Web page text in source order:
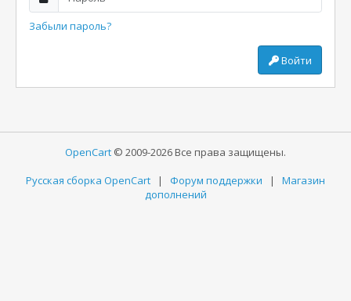
Забыли пароль?
Войти
OpenCart © 2009-2026 Все права защищены.
Русская сборка OpenCart | Форум поддержки | Магазин
дополнений